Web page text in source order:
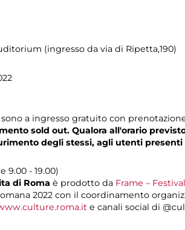
(ingresso da via di Ripetta,190)
a ingresso gratuito con
sold out. Qualora all'orario
degli stessi, agli utenti
9.00 - 19.00)
di Roma è prodotto da Frame –
2022 con il coordinamento
e canali social di